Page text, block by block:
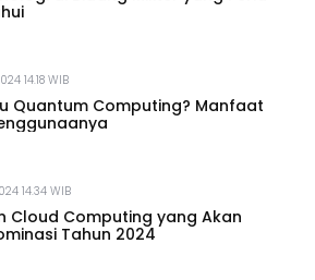
14.18 WIB
Quantum Computing? Manfaat
14.34 WIB
Cloud Computing yang Akan
Tahun 2024